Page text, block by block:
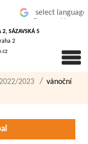
2, SÁZAVSKÁ 5
2
2023
vánoční